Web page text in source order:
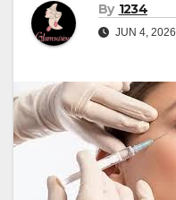
By 1234
JUN 4, 2026